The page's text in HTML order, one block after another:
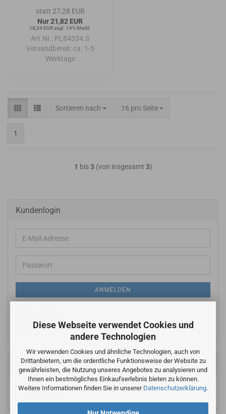
Diese Webseite verwendet Cookies und
andere Technologien
Wir verwenden Cookies und ähnliche Technologien, auch von
Drittanbietern, um die ordentliche Funktionsweise der Website zu
gewährleisten, die Nutzung unseres Angebotes zu analysieren und
Ihnen ein bestmögliches Einkaufserlebnis bieten zu können.
Weitere Informationen finden Sie in unserer Datenschutzerklärung.
statt 27,28 EUR
Nur 21,82 EUR
18,34 EUR zzgl. 19% MwSt.
Art.Nr.: PL84334.S
Versandbereit: ca. 1-5
Werktage
Sortieren nach
Sortieren nach 16 pro Seite
pro Seite
1
1 bis3(von insgesamt 3)
Kundenlogin
E-
Mail-
Adresse
Passwort
ANMELDEN
Passwort vergessen?
Hersteller